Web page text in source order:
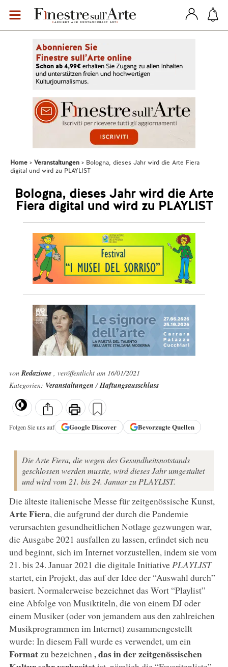
Home Veranstaltungen
Bologna, dieses Jahr wird die Arte Fiera
digital und wird zu PLAYLIST
Bologna, dieses Jahr wird die Arte
Fiera digital und wird zu PLAYLIST
vonRedazione , veröffentlicht am 16/01/2021
Kategorien: Veranstaltungen/Haftungsausschluss
Folgen Sie uns auf GoogleDiscover Bevorzugte Quellen
Die Arte Fiera, die wegen des Gesundheitsnotstands
geschlossen werden musste, wird dieses Jahr umgestaltet
und wird vom 21. bis 24. Januar zu PLAYLIST.
Die älteste italienische Messe für zeitgenössische Kunst,
Arte Fiera, die aufgrund der durch die Pandemie
verursachten gesundheitlichen Notlage gezwungen war,
die Ausgabe 2021 ausfallen zu lassen, erfindet sich neu
und beginnt, sich im Internet vorzustellen, indem sie vom
21. bis 24. Januar 2021 die digitale Initiative PLAYLIST
startet, ein Projekt, das auf der Idee der “Auswahl durch”
basiert. Normalerweise bezeichnet das Wort “Playlist”
eine Abfolge von Musiktiteln, die von einem DJ oder
einem Musiker (oder von jemandem aus den zahlreichen
Musikprogrammen im Internet) zusammengestellt
wurde: In diesem Fall wurde es verwendet, um ein
Formatzu bezeichnen , das in der zeitgenössischen